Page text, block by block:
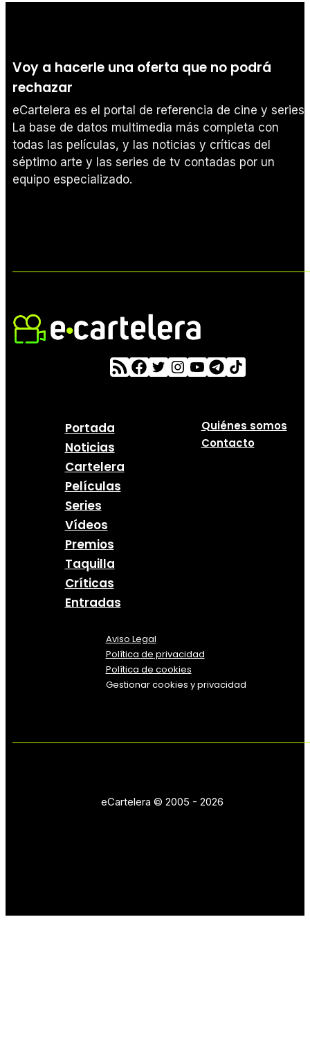
Voy a hacerle una oferta que no podrá
rechazar
eCartelera es el portal de referencia de cine y series.
La base de datos multimedia más completa con
todas las películas, y las noticias y críticas del
séptimo arte y las series de tv contadas por un
equipo especializado.
Portada
Noticias
Cartelera
Películas
Series
Vídeos
Premios
Taquilla
Críticas
Entradas
Quiénes somos
Contacto
Aviso Legal
Política de privacidad
Política de cookies
Gestionar cookies y privacidad
eCartelera © 2005 - 2026